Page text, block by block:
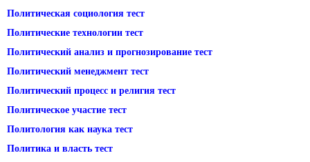
Политическая социология тест
Политические технологии тест
Политический анализ и прогнозирование тест
Политический менеджмент тест
Политический процесс и религия тест
Политическое участие тест
Политология как наука тест
Политика и власть тест